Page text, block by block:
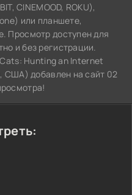
CINEMOOD, ROKU),
или планшете,
Просмотр доступен для
и без регистрации.
Hunting an Internet
США) добавлен на сайт 02